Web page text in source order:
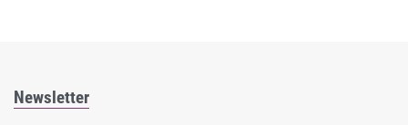
Newsletter